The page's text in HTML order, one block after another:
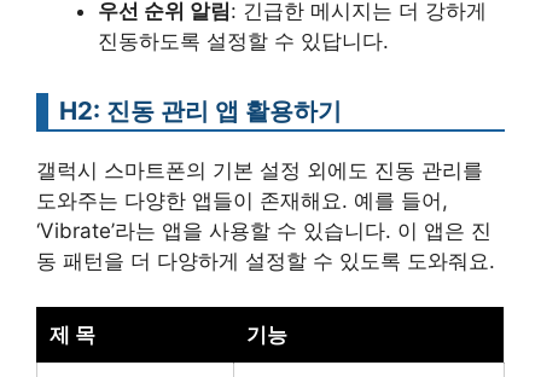
우선 순위 알림: 긴급한 메시지는 더 강하게
진동하도록 설정할 수 있답니다.
H2: 진동 관리 앱 활용하기
갤럭시 스마트폰의 기본 설정 외에도 진동 관리를
도와주는 다양한 앱들이 존재해요. 예를 들어,
‘Vibrate’라는 앱을 사용할 수 있습니다. 이 앱은 진
동 패턴을 더 다양하게 설정할 수 있도록 도와줘요.
제 목 기능